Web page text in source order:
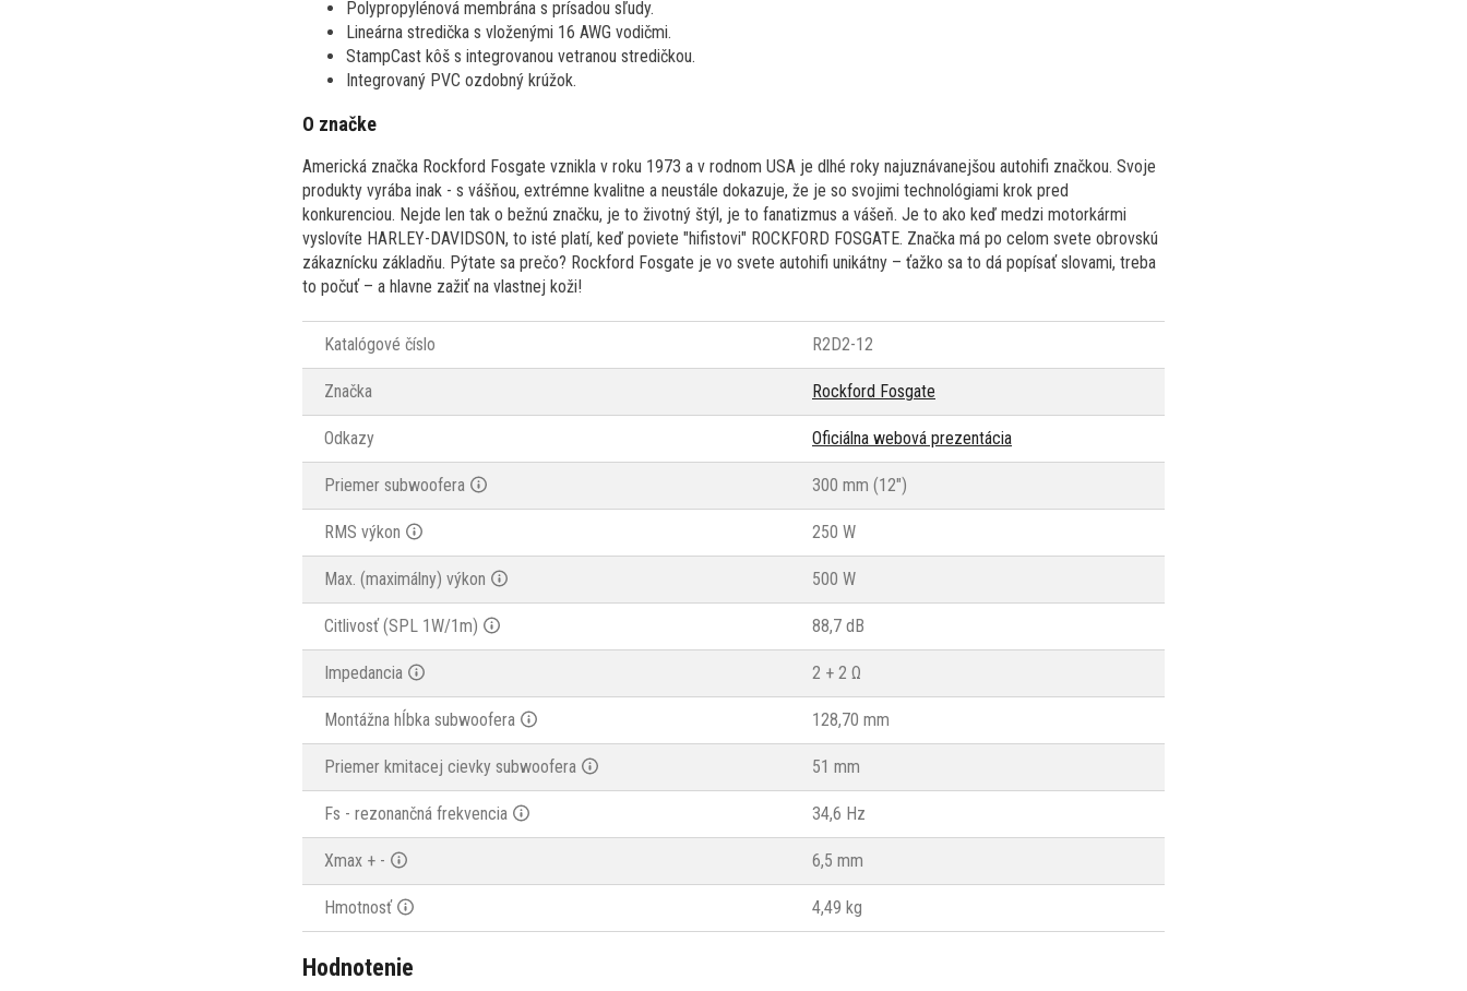
Polypropylénová membrána s prísadou sľudy.
Lineárna stredička s vloženými 16 AWG vodičmi.
StampCast kôš s integrovanou vetranou stredičkou.
Integrovaný PVC ozdobný krúžok.
O značke
Americká značka Rockford Fosgate vznikla v roku 1973 a v rodnom USA je dlhé roky najuznávanejšou autohifi značkou. Svoje
produkty vyrába inak - s vášňou, extrémne kvalitne a neustále dokazuje, že je so svojimi technológiami krok pred
konkurenciou. Nejde len tak o bežnú značku, je to životný štýl, je to fanatizmus a vášeň. Je to ako keď medzi motorkármi
vyslovíte HARLEY-DAVIDSON, to isté platí, keď poviete "hifistovi" ROCKFORD FOSGATE. Značka má po celom svete obrovskú
zákaznícku základňu. Pýtate sa prečo? Rockford Fosgate je vo svete autohifi unikátny – ťažko sa to dá popísať slovami, treba
to počuť – a hlavne zažiť na vlastnej koži!
Katalógové číslo R2D2-12
Značka Rockford Fosgate
Odkazy Oficiálna webová prezentácia
Priemer subwoofera 300 mm (12")
RMS výkon 250 W
Max. (maximálny) výkon 500 W
Citlivosť (SPL 1W/1m) 88,7 dB
Impedancia 2 + 2 Ω
Montážna hĺbka subwoofera 128,70 mm
Priemer kmitacej cievky subwoofera 51 mm
Fs - rezonančná frekvencia 34,6 Hz
Xmax + - 6,5 mm
Hmotnosť 4,49 kg
Hodnotenie